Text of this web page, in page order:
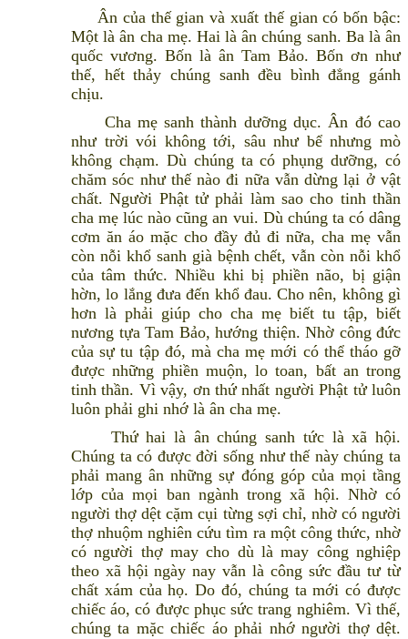
Ân của thế gian và xuất thế gian có bốn bậc:
Một là ân cha mẹ. Hai là ân chúng sanh. Ba là ân
quốc vương. Bốn là ân Tam Bảo. Bốn ơn như
thế, hết thảy chúng sanh đều bình đẳng gánh
chịu.
Cha mẹ sanh thành dưỡng dục. Ân đó cao
như trời vói không tới, sâu như bể nhưng mò
không chạm. Dù chúng ta có phụng dưỡng, có
chăm sóc như thế nào đi nữa vẫn dừng lại ở vật
chất. Người Phật tử phải làm sao cho tinh thần
cha mẹ lúc nào cũng an vui. Dù chúng ta có dâng
cơm ăn áo mặc cho đầy đủ đi nữa, cha mẹ vẫn
còn nỗi khổ sanh già bệnh chết, vẫn còn nỗi khổ
của tâm thức. Nhiều khi bị phiền não, bị giận
hờn, lo lắng đưa đến khổ đau. Cho nên, không gì
hơn là phải giúp cho cha mẹ biết tu tập, biết
nương tựa Tam Bảo, hướng thiện. Nhờ công đức
của sự tu tập đó, mà cha mẹ mới có thể tháo gỡ
được những phiền muộn, lo toan, bất an trong
tinh thần. Vì vậy, ơn thứ nhất người Phật tử luôn
luôn phải ghi nhớ là ân cha mẹ.
Thứ hai là ân chúng sanh tức là xã hội.
Chúng ta có được đời sống như thế này chúng ta
phải mang ân những sự đóng góp của mọi tầng
lớp của mọi ban ngành trong xã hội. Nhờ có
người thợ dệt cặm cụi từng sợi chỉ, nhờ có người
thợ nhuộm nghiên cứu tìm ra một công thức, nhờ
có người thợ may cho dù là may công nghiệp
theo xã hội ngày nay vẫn là công sức đầu tư từ
chất xám của họ. Do đó, chúng ta mới có được
chiếc áo, có được phục sức trang nghiêm. Vì thế,
chúng ta mặc chiếc áo phải nhớ người thợ dệt.